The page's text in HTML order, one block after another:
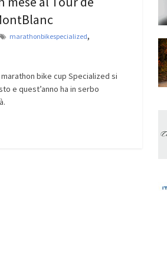
marathonbikespecialized,
bike cup Specialized si
e quest’anno ha in serbo